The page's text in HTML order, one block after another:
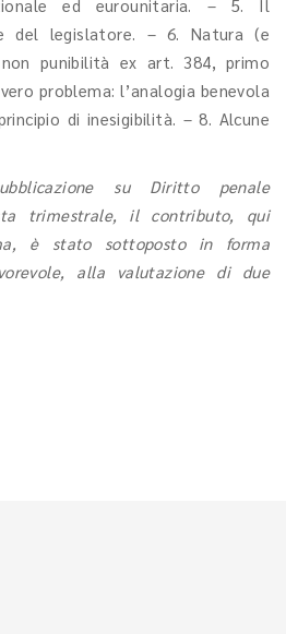
ed eurounitaria. – 5. Il
del legislatore. – 6. Natura (e
punibilità ex art. 384, primo
problema: l’analogia benevola
di inesigibilità. – 8. Alcune
su Diritto penale
trimestrale, il contributo, qui
è stato sottoposto in forma
alla valutazione di due